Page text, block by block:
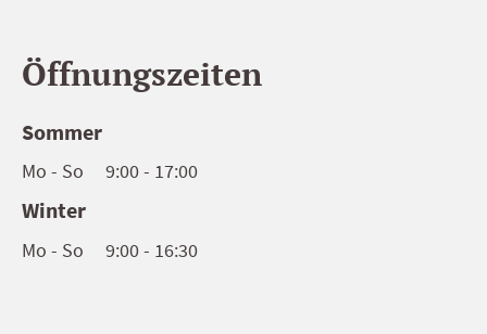
Öffnungszeiten
Sommer
Mo - So 9:00 - 17:00
Winter
Mo - So 9:00 - 16:30